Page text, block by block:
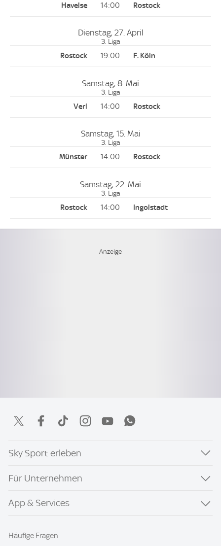
14:00
Dienstag, 27. April
3. Liga
19:00
Samstag, 8. Mai
3. Liga
14:00
Samstag, 15. Mai
3. Liga
14:00
Samstag, 22. Mai
3. Liga
14:00
Sky Sport erleben
Für Unternehmen
App & Services
Häufige Fragen